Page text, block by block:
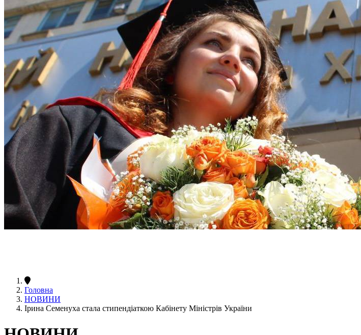
Головна
НОВИНИ
Ірина Семенуха стала стипендіаткою Кабінету Міністрів України